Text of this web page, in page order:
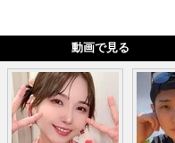
動画で見る